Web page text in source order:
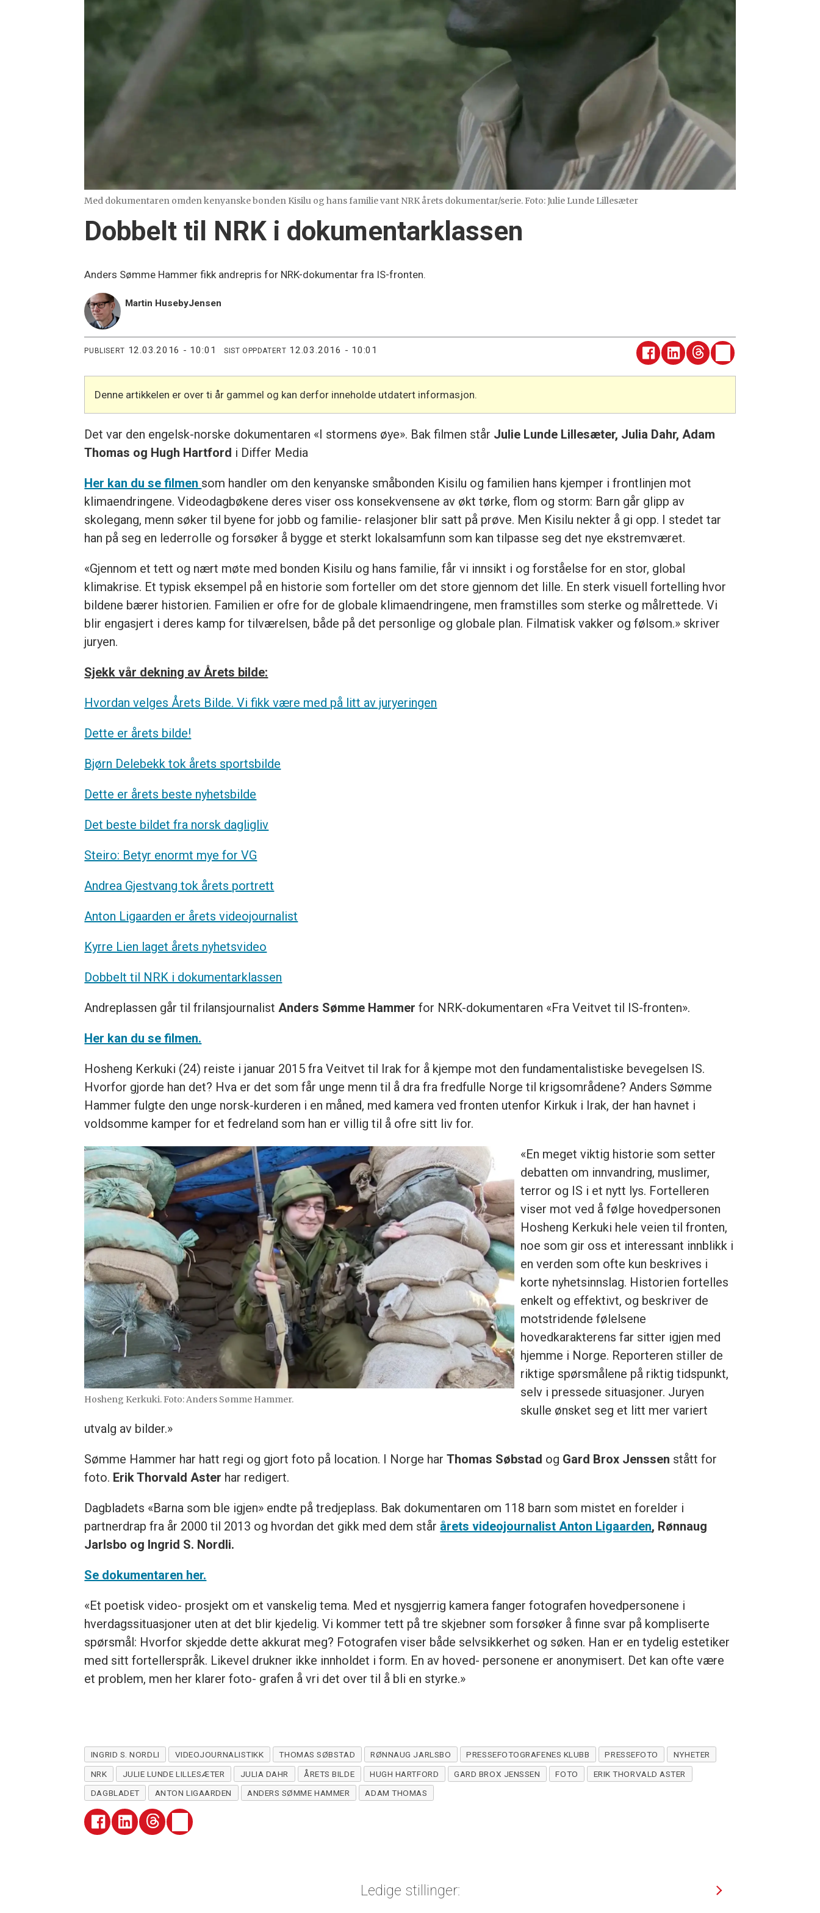
Med dokumentaren omden kenyanske bonden Kisilu og hans familie vant NRK årets dokumentar/serie. Foto: Julie Lunde Lillesæter
Dobbelt til NRK i dokumentarklassen
Anders Sømme Hammer fikk andrepris for NRK-dokumentar fra IS-fronten.
Martin HusebyJensen
PUBLISERT 12.03.2016 - 10:01 SIST OPPDATERT 12.03.2016 - 10:01
Denne artikkelen er over ti år gammel og kan derfor inneholde utdatert informasjon.
Det var den engelsk-norske dokumentaren «I stormens øye». Bak filmen står Julie Lunde Lillesæter, Julia Dahr, Adam
Thomas og Hugh Hartford i Differ Media
Her kan du se filmen som handler om den kenyanske småbonden Kisilu og familien hans kjemper i frontlinjen mot
klimaendringene. Videodagbøkene deres viser oss konsekvensene av økt tørke, flom og storm: Barn går glipp av
skolegang, menn søker til byene for jobb og familie- relasjoner blir satt på prøve. Men Kisilu nekter å gi opp. I stedet tar
han på seg en lederrolle og forsøker å bygge et sterkt lokalsamfunn som kan tilpasse seg det nye ekstremværet.
«Gjennom et tett og nært møte med bonden Kisilu og hans familie, får vi innsikt i og forståelse for en stor, global
klimakrise. Et typisk eksempel på en historie som forteller om det store gjennom det lille. En sterk visuell fortelling hvor
bildene bærer historien. Familien er ofre for de globale klimaendringene, men framstilles som sterke og målrettede. Vi
blir engasjert i deres kamp for tilværelsen, både på det personlige og globale plan. Filmatisk vakker og følsom.» skriver
juryen.
Sjekk vår dekning av Årets bilde:
Hvordan velges Årets Bilde. Vi fikk være med på litt av juryeringen
Dette er årets bilde!
Bjørn Delebekk tok årets sportsbilde
Dette er årets beste nyhetsbilde
Det beste bildet fra norsk dagligliv
Steiro: Betyr enormt mye for VG
Andrea Gjestvang tok årets portrett
Anton Ligaarden er årets videojournalist
Kyrre Lien laget årets nyhetsvideo
Dobbelt til NRK i dokumentarklassen
Andreplassen går til frilansjournalistAnders Sømme Hammerfor NRK-dokumentaren «Fra Veitvet til IS-fronten».
Her kan du se filmen.
Hosheng Kerkuki (24) reiste i januar 2015 fra Veitvet til Irak for å kjempe mot den fundamentalistiske bevegelsen IS.
Hvorfor gjorde han det? Hva er det som får unge menn til å dra fra fredfulle Norge til krigsområdene? Anders Sømme
Hammer fulgte den unge norsk-kurderen i en måned, med kamera ved fronten utenfor Kirkuk i Irak, der han havnet i
voldsomme kamper for et fedreland som han er villig til å ofre sitt liv for.
Hosheng Kerkuki. Foto: Anders Sømme Hammer.
«En meget viktig historie som setter
debatten om innvandring, muslimer,
terror og IS i et nytt lys. Fortelleren
viser mot ved å følge hovedpersonen
Hosheng Kerkuki hele veien til fronten,
noe som gir oss et interessant innblikk i
en verden som ofte kun beskrives i
korte nyhetsinnslag. Historien fortelles
enkelt og effektivt, og beskriver de
motstridende følelsene
hovedkarakterens far sitter igjen med
hjemme i Norge. Reporteren stiller de
riktige spørsmålene på riktig tidspunkt,
selv i pressede situasjoner. Juryen
skulle ønsket seg et litt mer variert
utvalg av bilder.»
Sømme Hammer har hatt regi og gjort foto på location. I Norge harThomas Søbstad og Gard Brox Jenssen stått for
foto. Erik Thorvald Aster har redigert.
Dagbladets «Barna som ble igjen» endte på tredjeplass. Bak dokumentaren om 118 barn som mistet en forelder i
partnerdrap fra år 2000 til 2013 og hvordan det gikk med dem står årets videojournalist Anton Ligaarden, Rønnaug
Jarlsbo og Ingrid S. Nordli.
Se dokumentaren her.
«Et poetisk video- prosjekt om et vanskelig tema. Med et nysgjerrig kamera fanger fotografen hovedpersonene i
hverdagssituasjoner uten at det blir kjedelig. Vi kommer tett på tre skjebner som forsøker å finne svar på kompliserte
spørsmål: Hvorfor skjedde dette akkurat meg? Fotografen viser både selvsikkerhet og søken. Han er en tydelig estetiker
med sitt fortellerspråk. Likevel drukner ikke innholdet i form. En av hoved- personene er anonymisert. Det kan ofte være
et problem, men her klarer foto- grafen å vri det over til å bli en styrke.»
INGRID S. NORDLI VIDEOJOURNALISTIKK THOMAS SØBSTAD RØNNAUG JARLSBO PRESSEFOTOGRAFENES KLUBB PRESSEFOTO
NYHETER
NRK
JULIE LUNDE LILLESÆTER JULIA DAHR ÅRETS BILDE HUGH HARTFORD GARD BROX JENSSEN FOTO
ERIK THORVALD ASTER
DAGBLADET
ANTON LIGAARDEN ANDERS SØMME HAMMER ADAM THOMAS
Ledige stillinger: